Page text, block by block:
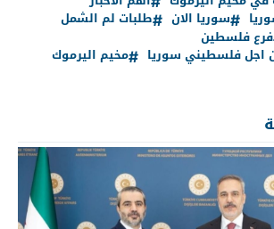
سوريا الان
طلبات لم الشمل
فرع فلسطين
اجل فلسطيني سوريا
مخيم اليرموك